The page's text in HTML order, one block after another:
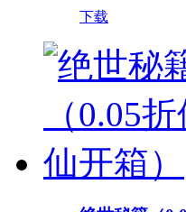
下载